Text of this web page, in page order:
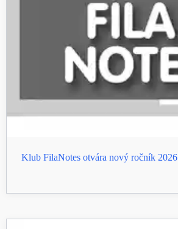
Klub FilaNotes otvára nový ročník 2026